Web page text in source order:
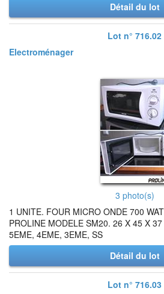
Détail du lot
Lot n° 716.02
Electroménager
3 photo(s)
1 UNITE. FOUR MICRO ONDE 700
PROLINE MODELE SM20. 26 X 45 X
5EME, 4EME, 3EME, SS
Détail du lot
Lot n° 716.03